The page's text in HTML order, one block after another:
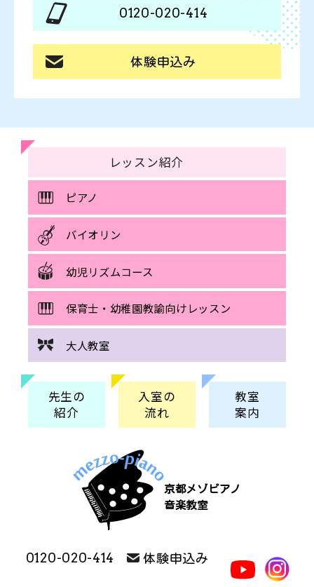
0120-020-414
体験申込み
レッスン紹介
ピアノ
バイオリン
幼児リズムコース
保育士・幼稚園教諭向けレッスン
大人教室
先生の
紹介
入室の
流れ
教室
案内
京都メゾピアノ
音楽教室
0120-020-414 体験申込み